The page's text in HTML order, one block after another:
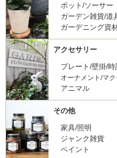
ポット/ソーサー
ガーデン雑貨/道
ガーデニング資
アクセサリー
プレート/壁掛/時
オーナメント/マク
アニマル
その他
家具/照明
ジャンク雑貨
ペイント